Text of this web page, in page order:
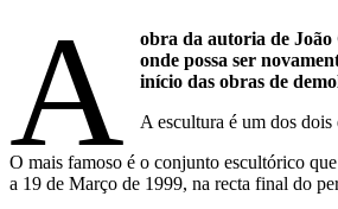
A
obra da autoria de
onde possa ser
início das obras de
A escultura é um dos
O mais famoso é o conjunto escultórico
a 19 de Março de 1999, na recta final do